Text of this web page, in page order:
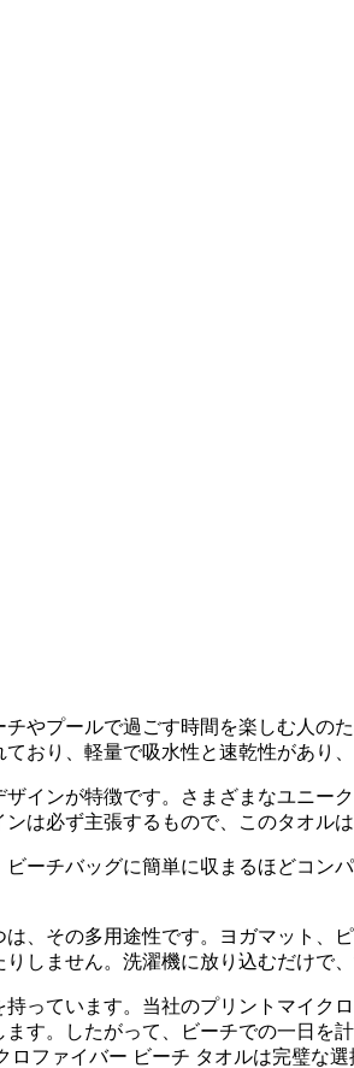
やプールで過ごす時間を楽しむ人の
おり、軽量で吸水性と速乾性があり
インが特徴です。さまざまなユニー
は必ず主張するもので、このタオル
ーチバッグに簡単に収まるほどコ
、その多用途性です。ヨガマット
しません。洗濯機に放り込むだけで
っています。当社のプリントマイク
す。したがって、ビーチでの一日を
ファイバー ビーチ タオルは完璧な選